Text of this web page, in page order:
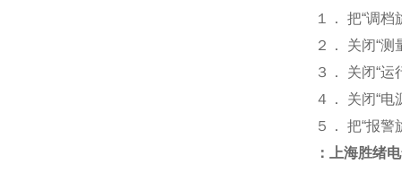
１． 把“调档
２． 关闭“测
３． 关闭“运
４． 关闭“电
５． 把“报警
：上海胜绪